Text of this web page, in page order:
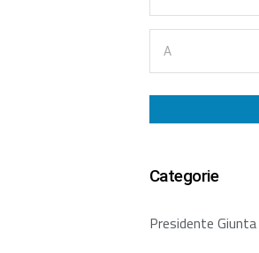
Categorie
Presidente Giunta